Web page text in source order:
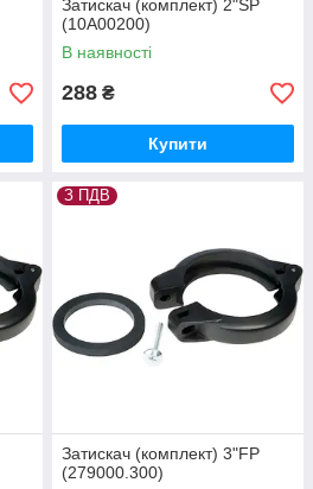
Затискач (комплект) 2"SP
(10A00200)
В наявності
288 ₴
Купити
З ПДВ
Затискач (комплект) 3"FP
(279000.300)